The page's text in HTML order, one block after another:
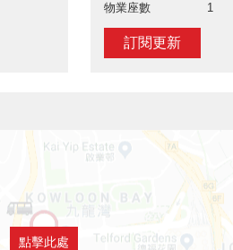
物業座數
1
訂閱更新
點擊此處